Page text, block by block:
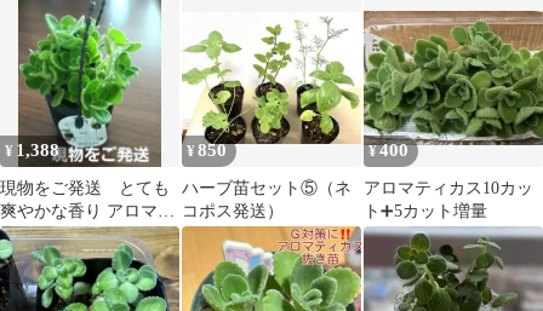
¥ 1,388
現物をご発送 とても
爽やかな香り アロマテ
ィカス 多機能ポット付
き
¥850
ハーブ苗セット⑤（ネ
コポス発送）
¥400
アロマティカス10カッ
ト➕5カット増量